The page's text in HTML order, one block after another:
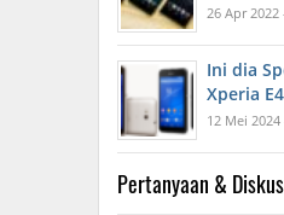
26 Apr 2022
Ini dia
Xperia
12 Mei 2024
Pertanyaan &